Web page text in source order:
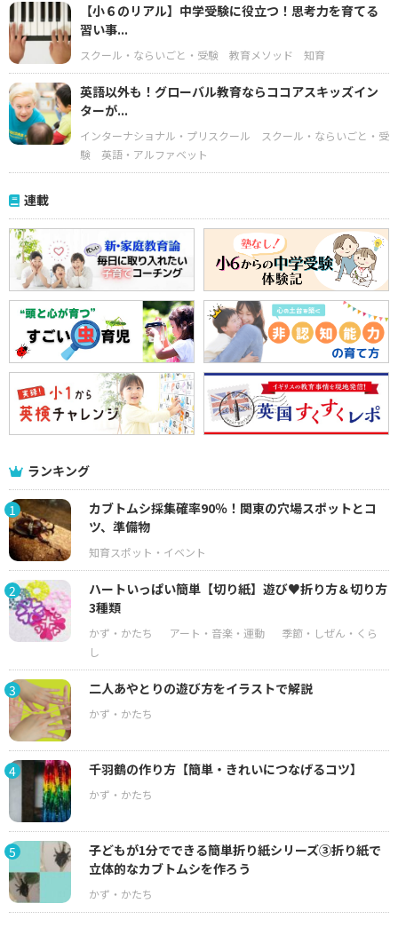
【小６のリアル】中学受験に役立つ！思考力を育てる
習い事...
スクール・ならいごと・受験 教育メソッド 知育
英語以外も！グローバル教育ならココアスキッズイン
ターが...
インターナショナル・プリスクール
スクール・ならいごと・受
験
英語・アルファベット
連載
ランキング
1
カブトムシ採集確率90％！関東の穴場スポットとコ
ツ、準備物
2
ハートいっぱい簡単【切り紙】遊び♥折り方＆切り方
3種類
3 二人あやとりの遊び方をイラストで解説
4 千羽鶴の作り方【簡単・きれいにつなげるコツ】
5
子どもが1分でできる簡単折り紙シリーズ③折り紙で
立体的なカブトムシを作ろう